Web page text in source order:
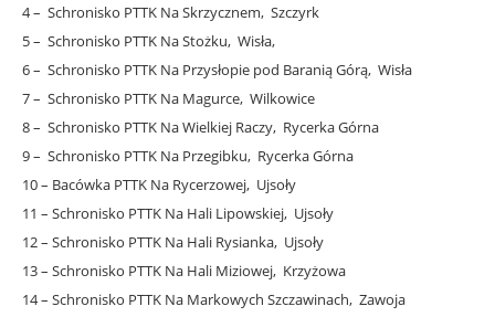
4 – Schronisko PTTK Na Skrzycznem, Szczyrk
5 – Schronisko PTTK Na Stożku, Wisła,
6 – Schronisko PTTK Na Przysłopie pod Baranią Górą, Wisła
7 – Schronisko PTTK Na Magurce, Wilkowice
8 – Schronisko PTTK Na Wielkiej Raczy, Rycerka Górna
9 – Schronisko PTTK Na Przegibku, Rycerka Górna
10 – Bacówka PTTK Na Rycerzowej, Ujsoły
11 – Schronisko PTTK Na Hali Lipowskiej, Ujsoły
12 – Schronisko PTTK Na Hali Rysianka, Ujsoły
13 – Schronisko PTTK Na Hali Miziowej, Krzyżowa
14 – Schronisko PTTK Na Markowych Szczawinach, Zawoja